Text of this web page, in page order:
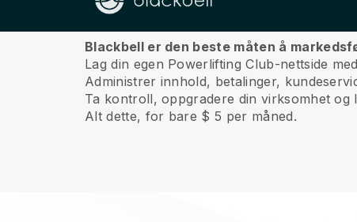
Om oss
Blackbell er den beste måten å
Lag din egen Powerlifting Club-nettside
Administrer innhold, betalinger,
Ta kontroll, oppgradere din virksomhet og
Alt dette, for bare $ 5 per måned.